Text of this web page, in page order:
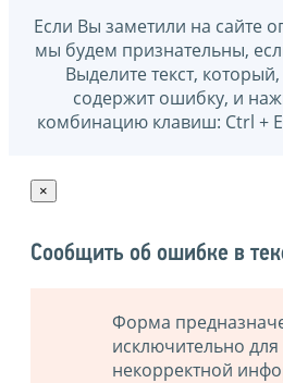
Если Вы заметили на сайте
мы будем признательны,
Выделите текст,
содержит ошибку, и
комбинацию клавиш: Ctrl +
×
Сообщить об ошибке в
Форма
исключительно
некорректной